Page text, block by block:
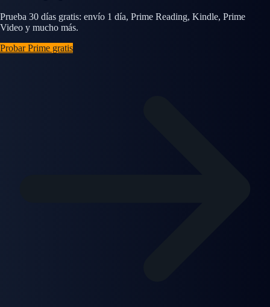
Prueba 30 días gratis: envío 1 día, Prime Reading, Kindle, Prime
Video y mucho más.
Probar Prime gratis